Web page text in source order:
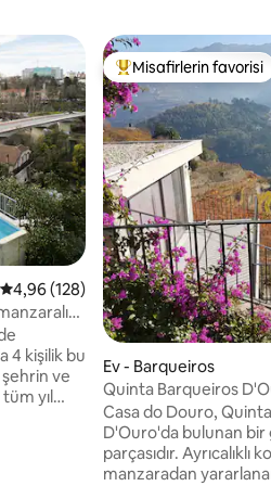
arasında
5 üzerinden ortalama 4,96 puan,
4,96 (128)
4 kişilik bu
ve
yıl
Misafirlerin
Misafirlerin favorisi
Ev - Barqueiros
Quinta Barqueiros
Casa do Douro,
D'Ouro'da bulunan bir
parçasıdır. Ayrıcalıklı
manzaradan